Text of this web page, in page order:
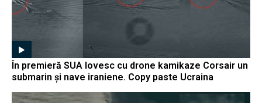
În premieră SUA lovesc cu drone kamikaze Corsair un
submarin și nave iraniene. Copy paste Ucraina